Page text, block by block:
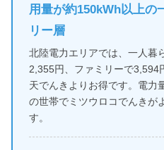
用量が約150kWh以上の
リー層
北陸電力エリアでは、一人暮
2,355円、ファミリーで3,594
天でんきよりお得です。電力
の世帯でミツウロコでんきが
す。